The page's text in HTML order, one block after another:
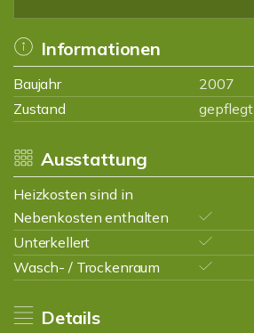
Informationen
Baujahr
2007
Zustand
gepflegt
Ausstattung
Heizkosten sind in
Nebenkosten enthalten
Unterkellert
Wasch- / Trockenraum
Details